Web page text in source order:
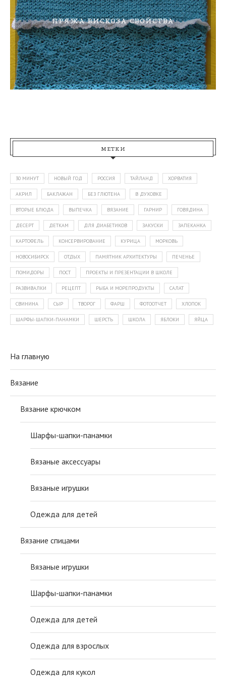
ПРЯЖА ВИСКОЗА СВОЙСТВА
МЕТКИ
30 МИНУТ НОВЫЙ ГОД РОССИЯ ТАЙЛАНД ХОРВАТИЯ
АКРИЛ БАКЛАЖАН БЕЗ ГЛЮТЕНА В ДУХОВКЕ
ВТОРЫЕ БЛЮДА ВЫПЕЧКА ВЯЗАНИЕ ГАРНИР ГОВЯДИНА
ДЕСЕРТ ДЕТКАМ ДЛЯ ДИАБЕТИКОВ ЗАКУСКИ ЗАПЕКАНКА
КАРТОФЕЛЬ КОНСЕРВИРОВАНИЕ КУРИЦА МОРКОВЬ
НОВОСИБИРСК ОТДЫХ ПАМЯТНИК АРХИТЕКТУРЫ ПЕЧЕНЬЕ
ПОМИДОРЫ ПОСТ ПРОЕКТЫ И ПРЕЗЕНТАЦИИ В ШКОЛЕ
РАЗВИВАЛКИ РЕЦЕПТ РЫБА И МОРЕПРОДУКТЫ САЛАТ
СВИНИНА СЫР ТВОРОГ ФАРШ ФОТООТЧЕТ ХЛОПОК
ШАРФЫ-ШАПКИ-ПАНАМКИ ШЕРСТЬ ШКОЛА ЯБЛОКИ ЯЙЦА
На главную
Вязание
Вязание крючком
Шарфы-шапки-панамки
Вязаные аксессуары
Вязаные игрушки
Одежда для детей
Вязание спицами
Вязаные игрушки
Шарфы-шапки-панамки
Одежда для детей
Одежда для взрослых
Одежда для кукол